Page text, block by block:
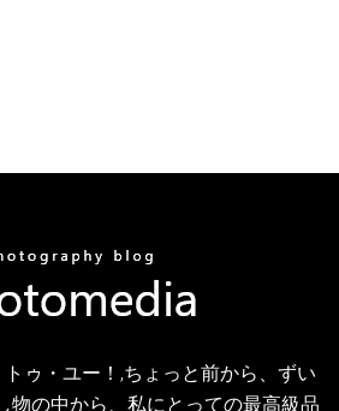
ゥ・ユー！,ちょっと前から、ずい
物の中から、私にとっての最高級品